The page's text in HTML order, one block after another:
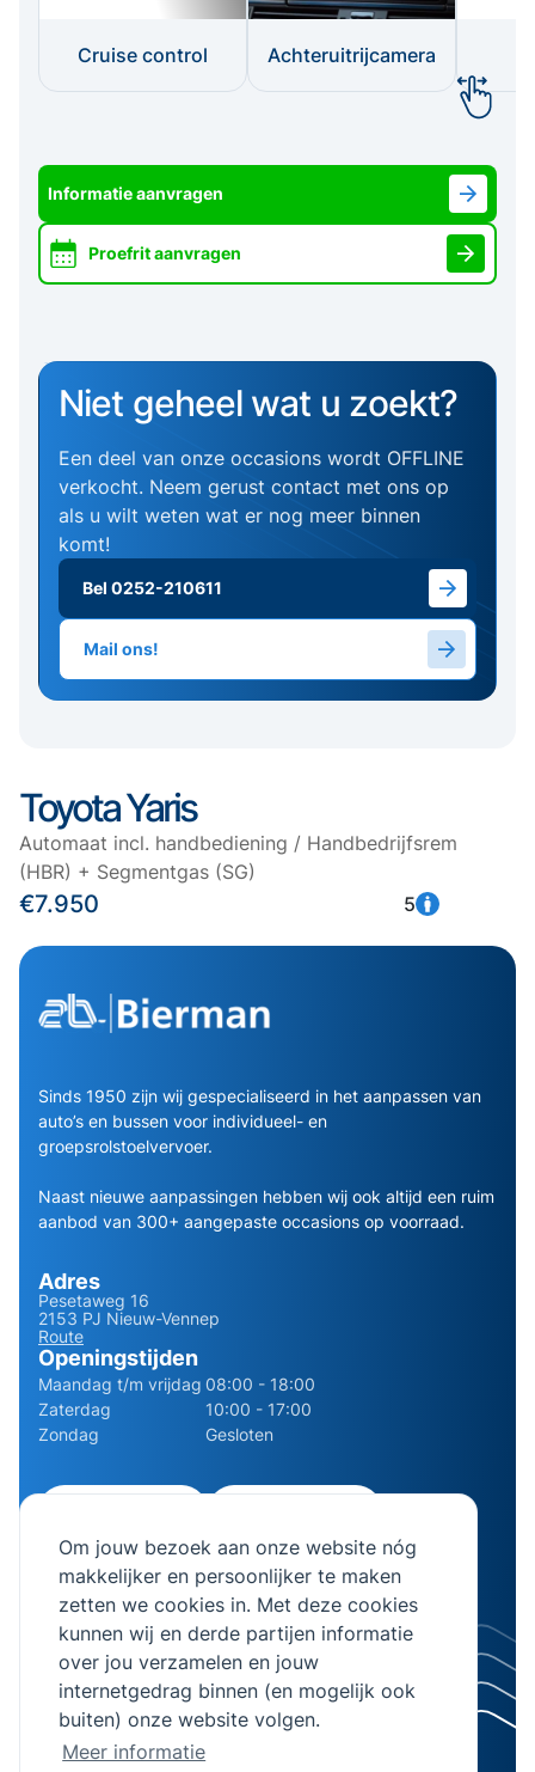
Om jouw bezoek aan onze website nóg
makkelijker en persoonlijker te maken
zetten we cookies in. Met deze cookies
kunnen wij en derde partijen informatie
over jou verzamelen en jouw
internetgedrag binnen (en mogelijk ook
buiten) onze website volgen.
Meer informatie
Cruise control Achteruitrijcamera
Informatie aanvragen
Proefrit aanvragen
Niet geheel wat u zoekt?
Een deel van onze occasions wordt OFFLINE
verkocht. Neem gerust contact met ons op
als u wilt weten wat er nog meer binnen
komt!
Bel 0252-210611
Mail ons!
Toyota Yaris
Automaat incl. handbediening / Handbedrijfsrem
(HBR) + Segmentgas (SG)
€7.950 5
Sinds 1950 zijn wij gespecialiseerd in het aanpassen van
auto’s en bussen voor individueel- en
groepsrolstoelvervoer.
Naast nieuwe aanpassingen hebben wij ook altijd een ruim
aanbod van 300+ aangepaste occasions op voorraad.
Adres
Pesetaweg 16
2153 PJ Nieuw-Vennep
Route
Openingstijden
Maandag t/m vrijdag 08:00 - 18:00
Zaterdag
10:00 - 17:00
Zondag
Gesloten
info@bierman.eu
© 2026 AB Bierman. Alle rechten voorbehouden.
KVK Nummer 28064982
Algemene voorwaarden